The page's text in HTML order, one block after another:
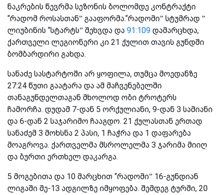
ნაკრების წევრმა სეზონის ბოლომდე კონტრაქტი
“რადომ როსასთან” გააფორმა.“რადომი” სტუმრად ”
ლიუბინის “სტარტს” შეხვდა და 91:109 დამარცხდა,
ქართველი ლეგიონერი კი 21 ქულით თავის გუნდში
ბომბარდირი გახდა.
სანაძე სასტარტოში არ ყოფილა, თუმცა მოედანზე
27:24 წუთი გაატარა და ამ მაჩვენებელში
თანაგუნდელთაგან მხოლოდ ობი ტროტერს
ჩამორჩა. დუდამ 7-დან 5 ორქულიანი, 9-დან 3 სამიანი
და 6-დან 2 საჯარიმო ჩააგდო. 21 ქულასთან ერთად
სანაძემ 3 მოხსნა 2 პასი, 1 ჩაჭრა და 1 დაფარება
მოაგროვა. ქართველმა მსროლელმა 3 ჯარიმა მიიღ
და ბურთი ერთხელ დაკარგა.
5 მოგებითა და 10 მარცხით “რადომი” 16-გუნდიან
ლიგაში მე-13 ადგილზე იმყოფება. შემდეგ ტურში, 20